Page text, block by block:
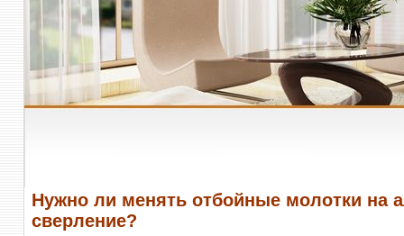
Нужно ли менять отбойные молотки на
сверление?